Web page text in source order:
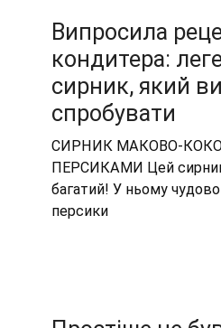
Випросила
кондитера:
сирник, який
спробувати
СИРНИК МАКОВО-
ПЕРСИКАМИ Цей
багатий! У ньому
персики